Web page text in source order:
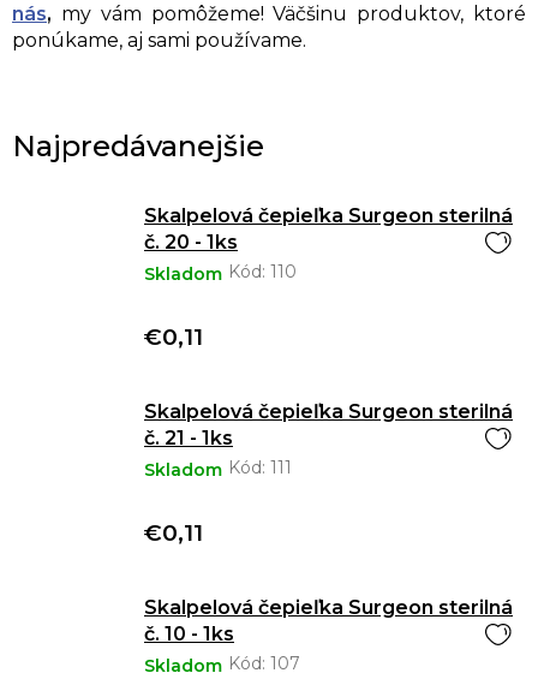
nás, my vám pomôžeme!Väčšinu produktov, ktoré
ponúkame, aj sami používame.
Najpredávanejšie
Skalpelová čepieľka Surgeon sterilná
č. 20 - 1ks
Skladom Kód: 110
€0,11
Skalpelová čepieľka Surgeon sterilná
č. 21 - 1ks
Skladom Kód: 111
€0,11
Skalpelová čepieľka Surgeon sterilná
č. 10 - 1ks
Skladom Kód: 107